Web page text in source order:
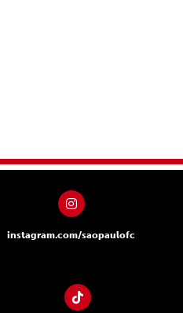
instagram.com/saopaulofc